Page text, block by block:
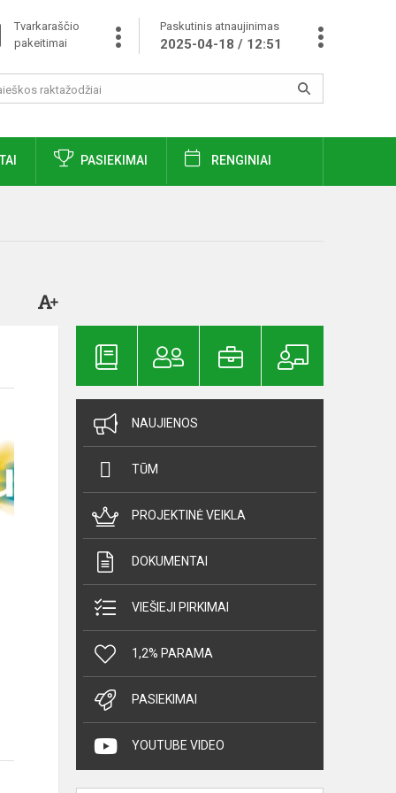
Tvarkaraščio
pakeitimai
Paskutinis atnaujinimas
2025-04-18 / 12:51
PASIEKIMAI RENGINIAI
NAUJIENOS
TŪM
PROJEKTINĖ VEIKLA
DOKUMENTAI
VIEŠIEJI PIRKIMAI
1,2% PARAMA
PASIEKIMAI
YOUTUBE VIDEO